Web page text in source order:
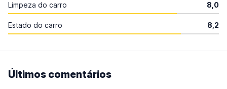
Limpeza do carro 8,0
Estado do carro 8,2
Últimos comentários